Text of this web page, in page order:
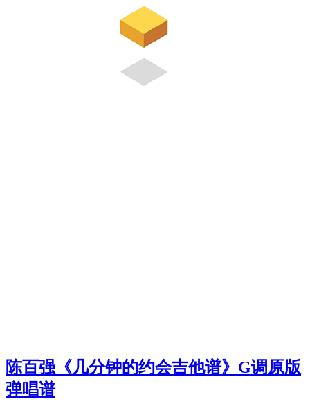
陈百强《几分钟的约会吉他谱》G调原版
弹唱谱